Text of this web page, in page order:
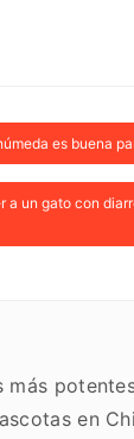
es buena
a un gato con
más
en